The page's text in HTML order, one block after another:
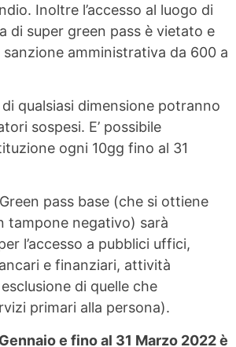
Inoltre l’accesso al luogo di
di super green pass è vietato e
amministrativa da 600 a
qualsiasi dimensione potranno
sospesi. E’ possibile
ogni 10gg fino al 31
pass base (che si ottiene
tampone negativo) sarà
l’accesso a pubblici uffici,
e finanziari, attività
di quelle che
primari alla persona).
e fino al 31 Marzo 2022 è